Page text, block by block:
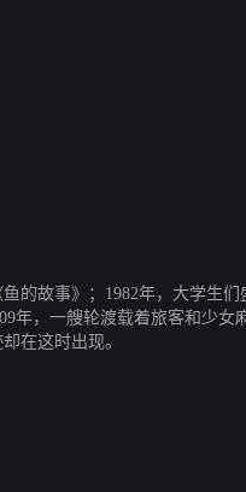
的故事》；1982年，大学生
年，一艘轮渡载着旅客和少女
在这时出现。